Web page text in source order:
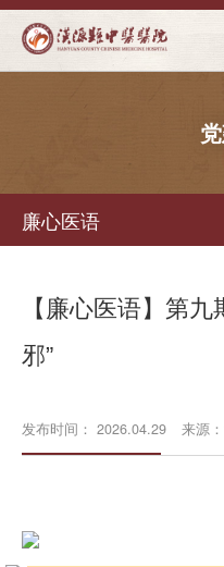
廉心医语
【廉心医语】第
邪”
发布时间： 2026.04.29 来源